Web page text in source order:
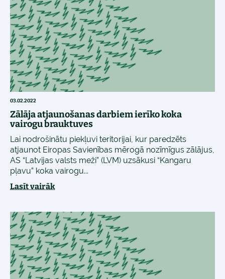
03.02.2022
Zālāja atjaunošanas darbiem ierīko koka
vairogu brauktuves
Lai nodrošinātu piekļuvi teritorijai, kur paredzēts
atjaunot Eiropas Savienības mērogā nozīmīgus zālājus,
AS “Latvijas valsts meži” (LVM) uzsākusi “Kangaru
pļavu” koka vairogu...
Lasīt vairāk